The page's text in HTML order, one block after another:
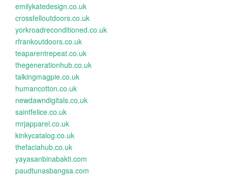
emilykatedesign.co.uk
crossfelloutdoors.co.uk
yorkroadreconditioned.co.uk
rfrankoutdoors.co.uk
teaparentrepeat.co.uk
thegenerationhub.co.uk
talkingmagpie.co.uk
humancotton.co.uk
newdawndigitals.co.uk
saintfelice.co.uk
mrjapparel.co.uk
kinkycatalog.co.uk
thefaciahub.co.uk
yayasanbinabakti.com
paudtunasbangsa.com